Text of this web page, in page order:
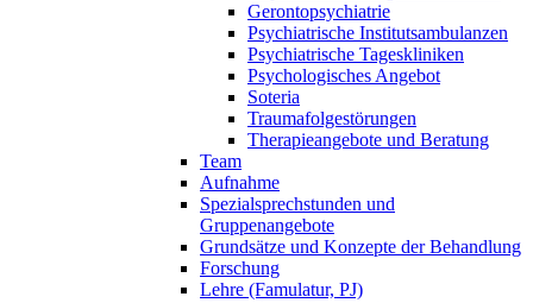
Gerontopsychiatrie
Psychiatrische Institutsambulanzen
Psychiatrische Tageskliniken
Psychologisches Angebot
Soteria
Traumafolgestörungen
Therapieangebote und Beratung
Team
Aufnahme
Spezialsprechstunden und
Gruppenangebote
Grundsätze und Konzepte der Behandlung
Forschung
Lehre (Famulatur, PJ)